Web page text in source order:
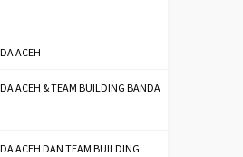
ACEH
ACEH & TEAM BUILDING BANDA
ACEH DAN TEAM BUILDING